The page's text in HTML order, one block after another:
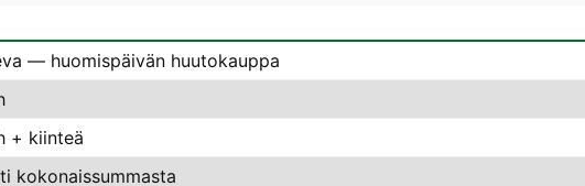
— huomispäivän huutokauppa
+ kiinteä
kokonaissummasta